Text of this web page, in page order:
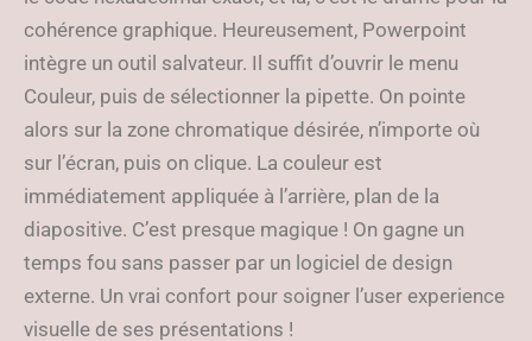
cohérence graphique. Heureusement, Powerpoint
intègre un outil salvateur. Il suffit d’ouvrir le menu
Couleur, puis de sélectionner la pipette. On pointe
alors sur la zone chromatique désirée, n’importe où
sur l’écran, puis on clique. La couleur est
immédiatement appliquée à l’arrière, plan de la
diapositive. C’est presque magique ! On gagne un
temps fou sans passer par un logiciel de design
externe. Un vrai confort pour soigner l’user experience
visuelle de ses présentations !